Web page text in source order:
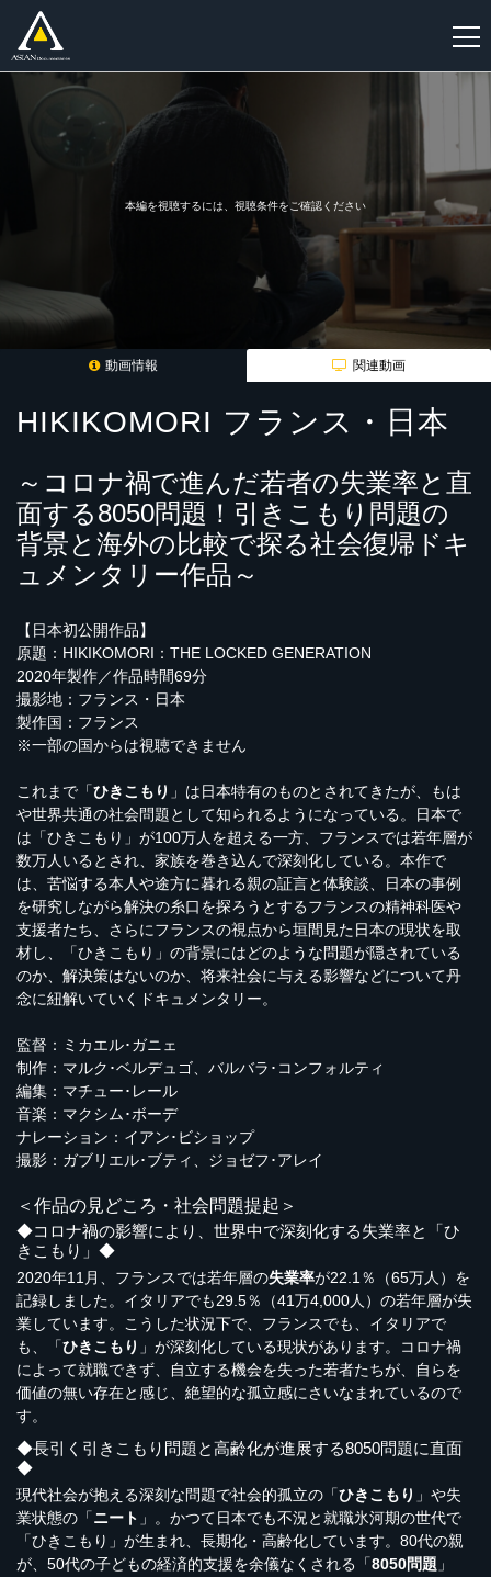
録
本編を視聴するには、視聴条件をご確認ください
動画情報 関連動画
HIKIKOMORI フランス・日本
～コロナ禍で進んだ若者の失業率と直
面する8050問題！引きこもり問題の
背景と海外の比較で探る社会復帰ドキ
ュメンタリー作品～
【日本初公開作品】
原題：HIKIKOMORI：THE LOCKED GENERATION
2020年製作／作品時間69分
撮影地：フランス・日本
製作国：フランス
※一部の国からは視聴できません
これまで「ひきこもり 」は日本特有のものとされてきたが、もは
や世界共通の社会問題として知られるようになっている。日本で
は「ひきこもり」が100万人を超える一方、フランスでは若年層が
数万人いるとされ、家族を巻き込んで深刻化している。本作で
は、苦悩する本人や途方に暮れる親の証言と体験談、日本の事例
を研究しながら解決の糸口を探ろうとするフランスの精神科医や
支援者たち、さらにフランスの視点から垣間見た日本の現状を取
材し、「ひきこもり」の背景にはどのような問題が隠されている
のか、解決策はないのか、将来社会に与える影響などについて丹
念に紐解いていくドキュメンタリー。
監督：ミカエル･ガニェ
制作：マルク･ベルデュゴ、バルバラ･コンフォルティ
編集：マチュー･レール
音楽：マクシム･ボーデ
ナレーション：イアン･ビショップ
撮影：ガブリエル･ブティ、ジョゼフ･アレイ
＜作品の見どころ・社会問題提起＞
◆コロナ禍の影響により、世界中で深刻化する失業率と「ひ
きこもり」◆
2020年11月、フランスでは若年層の失業率が22.1％（65万人）を
記録しました。イタリアでも29.5％（41万4,000人）の若年層が失
業しています。こうした状況下で、フランスでも、イタリアで
も、「ひきこもり 」が深刻化している現状があります。コロナ禍
によって就職できず、自立する機会を失った若者たちが、自らを
価値の無い存在と感じ、絶望的な孤立感にさいなまれているので
す。
◆長引く引きこもり問題と高齢化が進展する8050問題に直面
◆
現代社会が抱える深刻な問題で社会的孤立の「ひきこもり 」や失
業状態の「ニート 」。かつて日本でも不況と就職氷河期の世代で
「ひきこもり」が生まれ、長期化・高齢化しています。80代の親
が、50代の子どもの経済的支援を余儀なくされる「8050問題 」